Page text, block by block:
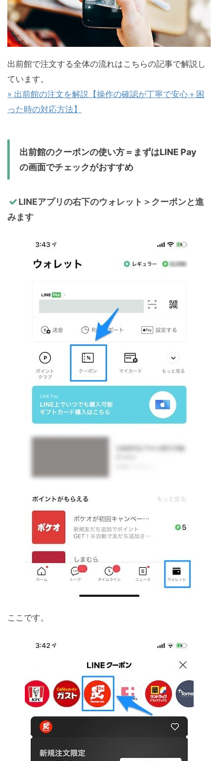
出前館で注文する全体の流れはこちらの記事で解説し
ています。
» 出前館の注文を解説【操作の確認が丁寧で安心＋困
った時の対応方法】
出前館のクーポンの使い方＝まずはLINE Pay
の画面でチェックがおすすめ
LINEアプリの右下のウォレット＞クーポンと進
みます
ここです。